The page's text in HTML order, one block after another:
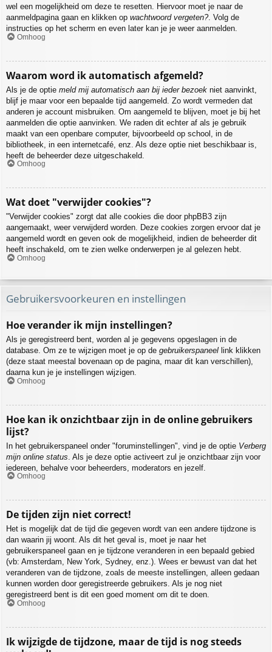
wel een mogelijkheid om deze te resetten. Hiervoor moet je naar de
aanmeldpagina gaan en klikken op wachtwoord vergeten?. Volg de
instructies op het scherm en even later kan je je weer aanmelden.
Omhoog
Waarom word ik automatisch afgemeld?
Als je de optie meld mij automatisch aan bij ieder bezoek niet aanvinkt,
blijf je maar voor een bepaalde tijd aangemeld. Zo wordt vermeden dat
anderen je account misbruiken. Om aangemeld te blijven, moet je bij het
aanmelden die optie aanvinken. We raden dit echter af als je gebruik
maakt van een openbare computer, bijvoorbeeld op school, in de
bibliotheek, in een internetcafé, enz. Als deze optie niet beschikbaar is,
heeft de beheerder deze uitgeschakeld.
Omhoog
Wat doet "verwijder cookies"?
"Verwijder cookies" zorgt dat alle cookies die door phpBB3 zijn
aangemaakt, weer verwijderd worden. Deze cookies zorgen ervoor dat je
aangemeld wordt en geven ook de mogelijkheid, indien de beheerder dit
heeft inschakeld, om te zien welke onderwerpen je al gelezen hebt.
Omhoog
Gebruikersvoorkeuren en instellingen
Hoe verander ik mijn instellingen?
Als je geregistreerd bent, worden al je gegevens opgeslagen in de
database. Om ze te wijzigen moet je op de gebruikerspaneel link klikken
(deze staat meestal bovenaan op de pagina, maar dit kan verschillen),
daarna kun je je instellingen wijzigen.
Omhoog
Hoe kan ik onzichtbaar zijn in de online gebruikers
lijst?
In het gebruikerspaneel onder "foruminstellingen", vind je de optie Verberg
mijn online status . Als je deze optie activeert zul je onzichtbaar zijn voor
iedereen, behalve voor beheerders, moderators en jezelf.
Omhoog
De tijden zijn niet correct!
Het is mogelijk dat de tijd die gegeven wordt van een andere tijdzone is
dan waarin jij woont. Als dit het geval is, moet je naar het
gebruikerspaneel gaan en je tijdzone veranderen in een bepaald gebied
(vb: Amsterdam, New York, Sydney, enz.). Wees er bewust van dat het
veranderen van de tijdzone, zoals de meeste instellingen, alleen gedaan
kunnen worden door geregistreerde gebruikers. Als je nog niet
geregistreerd bent is dit een goed moment om dit te doen.
Omhoog
Ik wijzigde de tijdzone, maar de tijd is nog steeds